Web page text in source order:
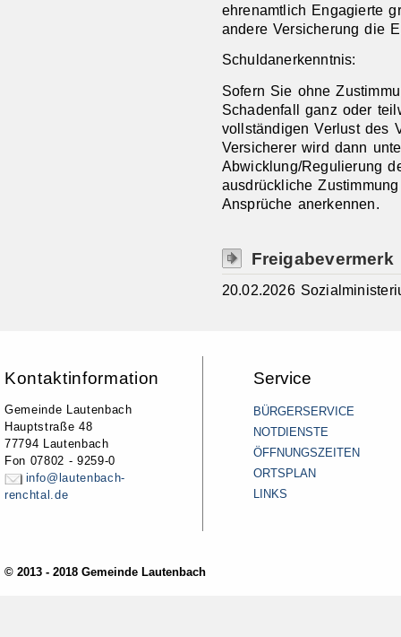
ehrenamtlich Engagierte
andere Versicherung die
Schuldanerkenntnis:
Sofern Sie ohne
Schadenfall ganz oder
vollständigen Verlust des
Versicherer wird dann
Abwicklung/Regulierung
ausdrückliche
Ansprüche anerkennen.
Freigabevermerk
20.02.2026
Kontaktinformation
Gemeinde Lautenbach
Hauptstraße 48
77794 Lautenbach
Fon 07802 - 9259-0
info@lautenbach-
renchtal.de
Service
BÜRGERSERVICE
NOTDIENSTE
ÖFFNUNGSZEITEN
ORTSPLAN
LINKS
© 2013 - 2018 Gemeinde Lautenbach